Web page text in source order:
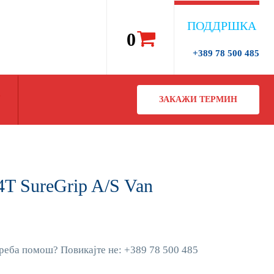
0
ПОДДРШКА
+389 78 500 485
ЗАКАЖИ ТЕРМИН
SureGrip A/S Van
помош? Повикајте не: +389 78 500 485